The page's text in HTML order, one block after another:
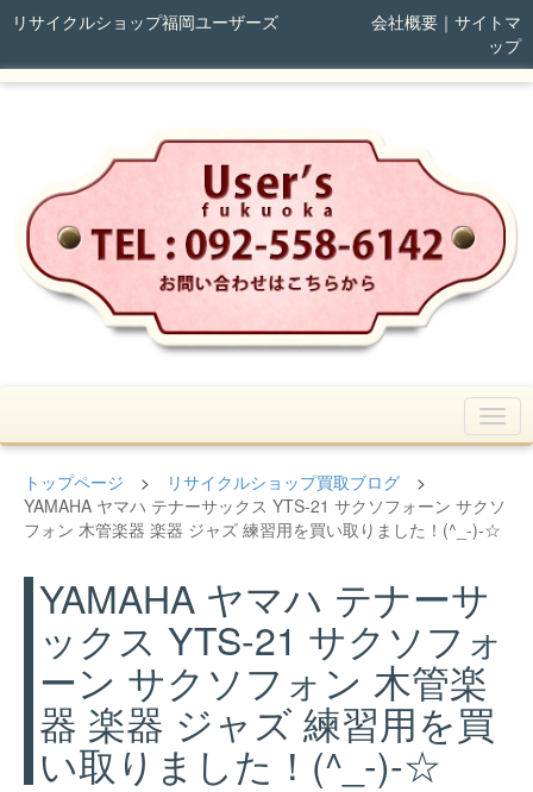
リサイクルショップ福岡ユーザーズ 会社概要｜ サイトマ
ップ
トップページ > リサイクルショップ買取ブログ >
YAMAHA ヤマハ テナーサックス YTS-21 サクソフォーン サクソ
フォン 木管楽器 楽器 ジャズ 練習用を買い取りました！(^_-)-☆
YAMAHA ヤマハ テナーサ
ックス YTS-21 サクソフォ
ーン サクソフォン 木管楽
器 楽器 ジャズ 練習用を買
い取りました！(^_-)-☆